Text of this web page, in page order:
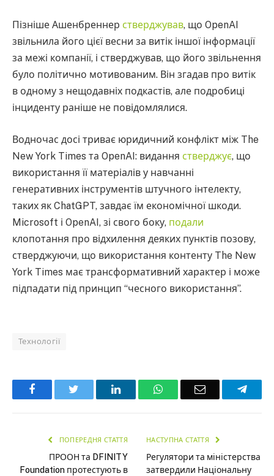
Пізніше Ашенбреннер стверджував, що OpenAI
звільнила його цієї весни за витік іншої інформації
за межі компанії, і стверджував, що його звільнення
було політично мотивованим. Він згадав про витік
в одному з нещодавніх подкастів, але подробиці
інциденту раніше не повідомлялися.
Водночас досі триває юридичний конфлікт між The
New York Times та OpenAI: видання стверджує, що
використання її матеріалів у навчанні
генеративних інструментів штучного інтелекту,
таких як ChatGPT, завдає їм економічної шкоди.
Microsoft і OpenAI, зі свого боку, подали
клопотання про відхилення деяких пунктів позову,
стверджуючи, що використання контенту The New
York Times має трансформативний характер і може
підпадати під принцип “чесного використання”​.
Технології
Facebook LinkedInWhatsAppEmail
ПОПЕРЕДНЯ СТАТТЯ
ПРООН та DFINITY
Foundation протестують в
НАСТУПНА СТАТТЯ
Регулятори та міністерства
затвердили Національну